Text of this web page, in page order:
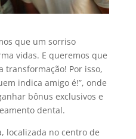
que um sorriso
vidas. E queremos que
transformação! Por isso,
indica amigo é!”, onde
bônus exclusivos e
dental.
localizada no centro de